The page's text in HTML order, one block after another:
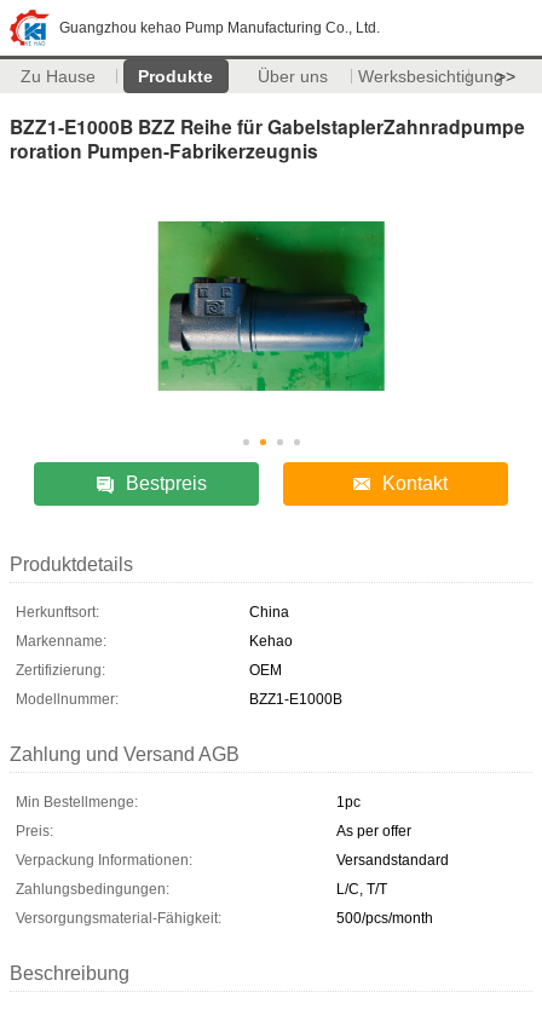
Guangzhou kehao Pump Manufacturing Co., Ltd.
Zu Hause Produkte Über uns Werksbesichtigung>>
BZZ1-E1000B BZZ Reihe für GabelstaplerZahnradpumpe
roration Pumpen-Fabrikerzeugnis
Bestpreis Kontakt
Produktdetails
Herkunftsort:
China
Markenname:
Kehao
Zertifizierung:
OEM
Modellnummer:
BZZ1-E1000B
Zahlung und Versand AGB
Min Bestellmenge:
1pc
Preis:
As per offer
Verpackung Informationen:
Versandstandard
Zahlungsbedingungen:
L/C, T/T
Versorgungsmaterial-Fähigkeit:
500/pcs/month
Beschreibung